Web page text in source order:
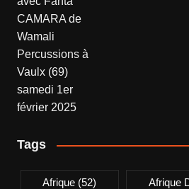
Tags
Afrique (52) Afrique